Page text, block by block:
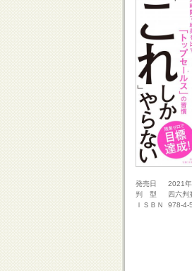
発売日
2021
判 型
四六判
ＩＳＢＮ
978-4-